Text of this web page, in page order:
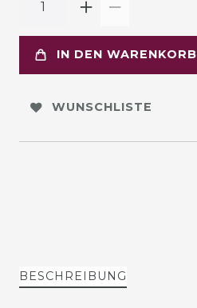
IN DEN WARENKORB
WUNSCHLISTE
BESCHREIBUNG